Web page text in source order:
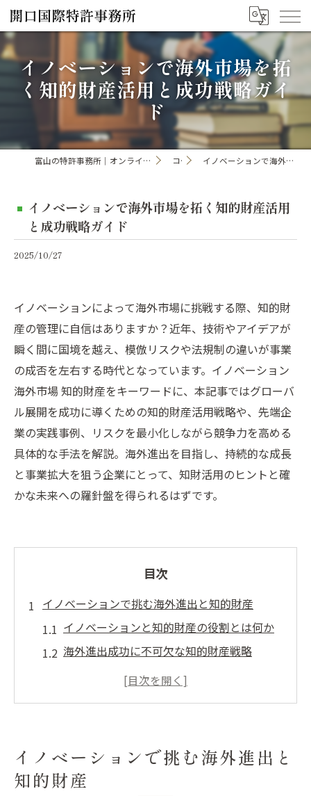
イノベーションで海外市場を拓
く知的財産活用と成功戦略ガイ
ド
富山の特許事務所｜オンライン手続き・申請・出願なら「開口国際特許事務所」 コラム イノベーションで海外市場を拓く知的財産活用と成功戦略ガイド
イノベーションで海外市場を拓く知的財産活用
と成功戦略ガイド
2025/10/27
イノベーションによって海外市場に挑戦する際、知的財
産の管理に自信はありますか？近年、技術やアイデアが
瞬く間に国境を越え、模倣リスクや法規制の違いが事業
の成否を左右する時代となっています。イノベーション
海外市場 知的財産をキーワードに、本記事ではグローバ
ル展開を成功に導くための知的財産活用戦略や、先端企
業の実践事例、リスクを最小化しながら競争力を高める
具体的な手法を解説。海外進出を目指し、持続的な成長
と事業拡大を狙う企業にとって、知財活用のヒントと確
かな未来への羅針盤を得られるはずです。
目次
イノベーションで挑む海外進出と知的財産
イノベーションと知的財産の役割とは何か
海外進出成功に不可欠な知的財産戦略
知的財産を活用した海外市場参入法
本
知的財産活用が生む海外市場での新戦略
イノベーションで挑む海外進出と
知的財産